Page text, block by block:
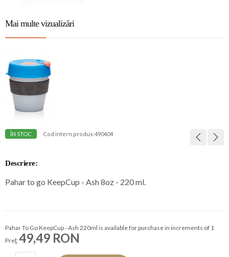
Mai multe vizualizări
ÎN STOC Cod intern produs:490404
Descriere:
Pahar to go KeepCup - Ash 8oz - 220 ml.
Pahar To Go KeepCup - Ash 220ml is available for purchase in increments of 1
Preţ:49,49 RON